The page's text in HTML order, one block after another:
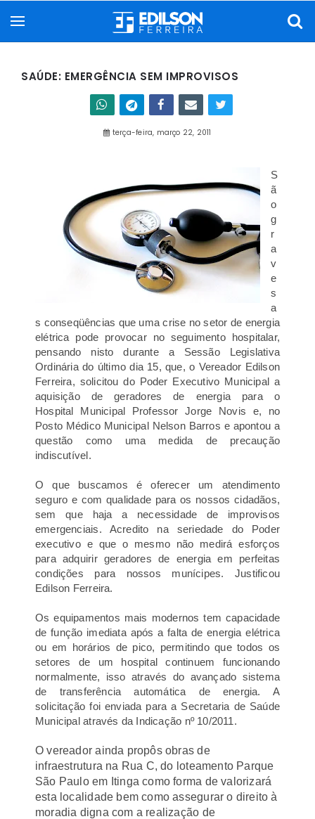
SAÚDE: EMERGÊNCIA SEM IMPROVISOS
terça-feira, março 22, 2011
S
ã
o
g
r
a
v
e
s
a
s conseqüências que uma crise no setor de energia
elétrica pode provocar no seguimento hospitalar,
pensando nisto durante a Sessão Legislativa
Ordinária do último dia 15, que, o Vereador Edilson
Ferreira, solicitou do Poder Executivo Municipal a
aquisição de geradores de energia para o
Hospital Municipal Professor Jorge Novis e, no
Posto Médico Municipal Nelson Barros e apontou a
questão como uma medida de precaução
indiscutível.
O que buscamos é oferecer um atendimento
seguro e com qualidade para os nossos cidadãos,
sem que haja a necessidade de improvisos
emergenciais. Acredito na seriedade do Poder
executivo e que o mesmo não medirá esforços
para adquirir geradores de energia em perfeitas
condições para nossos munícipes. Justificou
Edilson Ferreira.
Os equipamentos mais modernos tem capacidade
de função imediata após a falta de energia elétrica
ou em horários de pico, permitindo que todos os
setores de um hospital continuem funcionando
normalmente, isso através do avançado sistema
de transferência automática de energia. A
solicitação foi enviada para a Secretaria de Saúde
Municipal através da Indicação nº 10/2011.
O vereador ainda propôs obras de
infraestrutura na Rua C, do loteamento Parque
São Paulo em Itinga como forma de valorizará
esta localidade bem como assegurar o direito à
moradia digna com a realização de